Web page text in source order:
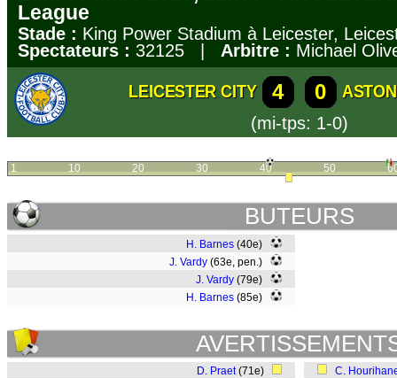
League
Stade : King Power Stadium à Leicester,
Spectateurs : 32125 | Arbitre : Michael
LEICESTER CITY 4 0
(mi-tps: 1-0)
1 10 20 30 40 50
BUTEURS
H. Barnes (40e)
J. Vardy (63e, pen.)
J. Vardy (79e)
H. Barnes (85e)
D. Praet(71e)
C.